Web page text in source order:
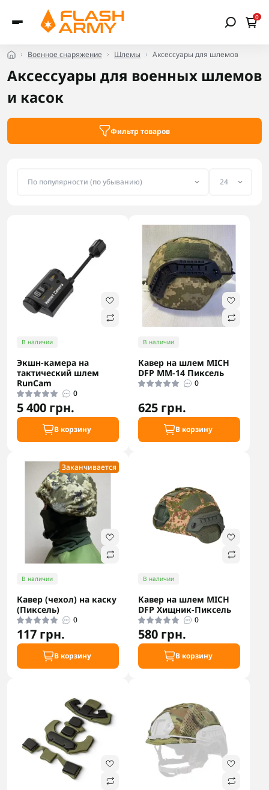
0
Военное снаряжение Шлемы Аксессуары для шлемов
Аксессуары для военных шлемов
и касок
Фильтр товаров
В наличии
Экшн-камера на
тактический шлем
RunCam
0
5 400 грн.
В корзину
В наличии
Кавер на шлем MICH
DFP MM-14 Пиксель
0
625 грн.
В корзину
Заканчивается
В наличии
Кавер (чехол) на каску
(Пиксель)
0
117 грн.
В корзину
В наличии
Кавер на шлем MICH
DFP Хищник-Пиксель
0
580 грн.
В корзину